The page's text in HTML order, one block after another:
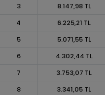
3
8.147,98 TL
4
6.225,21 TL
5
5.071,55 TL
6
4.302,44 TL
7
3.753,07 TL
8
3.341,05 TL